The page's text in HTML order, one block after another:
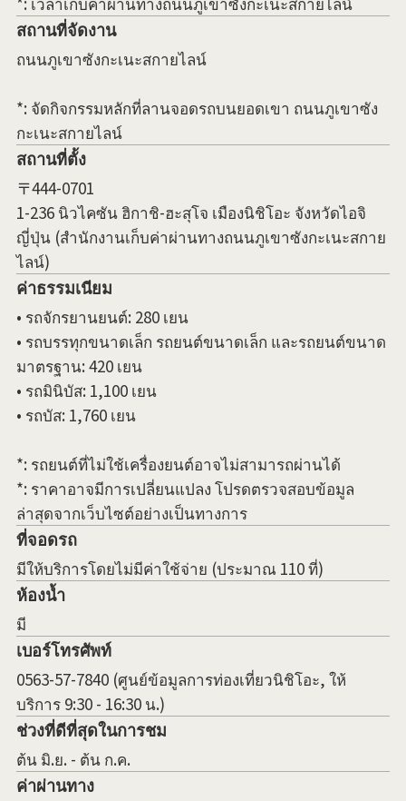
สถานที่จัดงาน
ถนนภูเขาซังกะเนะสกายไลน์
*: จัดกิจกรรมหลักที่ลานจอดรถบนยอดเขา ถนนภูเขาซัง
กะเนะสกายไลน์
สถานที่ตั้ง
〒444-0701
1-236 นิวไคซัน ฮิกาชิ-ฮะสุโจ เมืองนิชิโอะ จังหวัดไอจิ
ญี่ปุ่น (สำนักงานเก็บค่าผ่านทางถนนภูเขาซังกะเนะสกาย
ไลน์)
ค่าธรรมเนียม
• รถจักรยานยนต์: 280 เยน
• รถบรรทุกขนาดเล็ก รถยนต์ขนาดเล็ก และรถยนต์ขนาด
มาตรฐาน: 420 เยน
• รถมินิบัส: 1,100 เยน
• รถบัส: 1,760 เยน
*: รถยนต์ที่ไม่ใช้เครื่องยนต์อาจไม่สามารถผ่านได้
*: ราคาอาจมีการเปลี่ยนแปลง โปรดตรวจสอบข้อมูล
ล่าสุดจากเว็บไซต์อย่างเป็นทางการ
ที่จอดรถ
มีให้บริการโดยไม่มีค่าใช้จ่าย (ประมาณ 110 ที่)
ห้องน้ำ
มี
เบอร์โทรศัพท์
0563-57-7840 (ศูนย์ข้อมูลการท่องเที่ยวนิชิโอะ, ให้
บริการ 9:30 - 16:30 น.)
ช่วงที่ดีที่สุดในการชม
ต้น มิ.ย. - ต้น ก.ค.
ค่าผ่านทาง